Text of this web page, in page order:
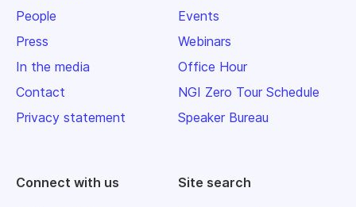
People
Press
In the media
Contact
Privacy statement
Events
Webinars
Office Hour
NGI Zero Tour Schedule
Speaker Bureau
Connect with us Site search